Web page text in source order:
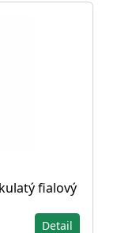
fialový
Detail